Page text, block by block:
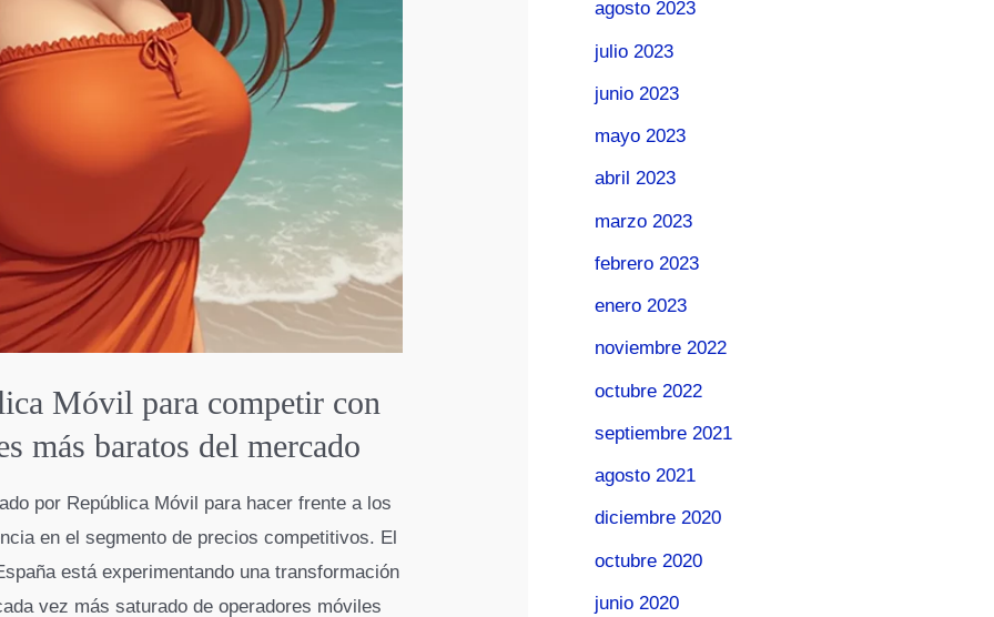
Móvil para competir con
más baratos del mercado
por República Móvil para hacer frente a los
en el segmento de precios competitivos. El
está experimentando una transformación
vez más saturado de operadores móviles
agosto 2023
julio 2023
junio 2023
mayo 2023
abril 2023
marzo 2023
febrero 2023
enero 2023
noviembre 2022
octubre 2022
septiembre 2021
agosto 2021
diciembre 2020
octubre 2020
junio 2020